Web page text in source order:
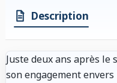
Description
Juste deux ans après le
son engagement